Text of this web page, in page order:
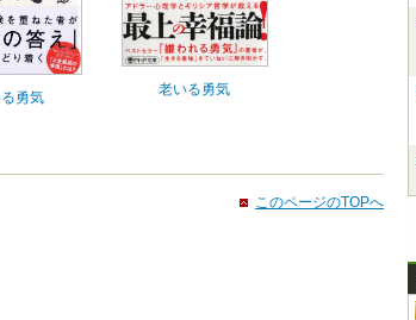
勇気 老いる勇気
このページのTOPへ